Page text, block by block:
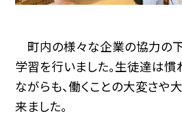
町内の様々な企業の協力の
学習を行いました。生徒達は
ながらも、働くことの大変さや
来ました。